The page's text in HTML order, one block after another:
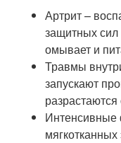
Артрит –
защитных сил
омывает и
Травмы
запускают
Интенсивные